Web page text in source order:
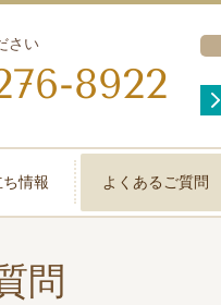
さい
8922
情報 よくあるご質問
問